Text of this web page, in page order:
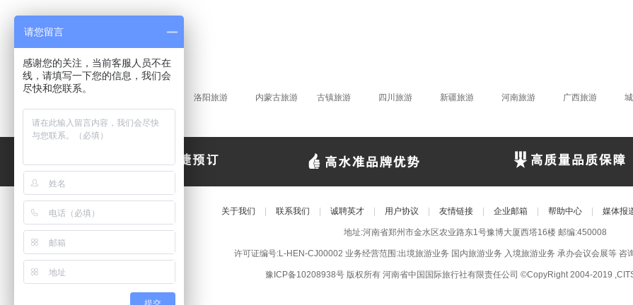
洛阳旅游 内蒙古旅游 古镇旅游 四川旅游 新疆旅游 河南旅游 广西旅游
关于我们 联系我们 诚聘英才 用户协议 友情链接 企业邮箱 帮助中心 媒体报
地址:河南省郑州市金水区农业路东1号豫博大厦西塔16楼 邮编:450008
许可证编号:L-HEN-CJ00002 业务经营范围:出境旅游业务 国内旅游业务 入境旅游业务 承办会议会展等 咨
豫ICP备10208938号 版权所有 河南省中国国际旅行社有限责任公司 ©CopyRight 2004-2019
请您留言
感谢您的关注，当前客服人员不在
线，请填写一下您的信息，我们会
尽快和您联系。